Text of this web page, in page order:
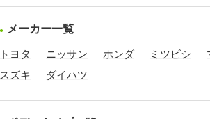
メーカー一覧
トヨタ ニッサン ホンダ ミツビシ
スズキ
ダイハツ